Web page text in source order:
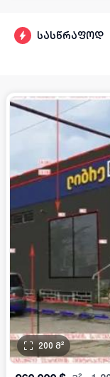
სასწრაფოდ
200 მ²